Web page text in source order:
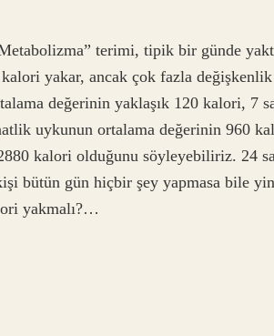
terimi, tipik bir günde
yakar, ancak çok fazla
değerinin yaklaşık 120 kalori, 7
uykunun ortalama değerinin 960
kalori olduğunu söyleyebiliriz. 24
bütün gün hiçbir şey yapmasa bile
yakmalı?…